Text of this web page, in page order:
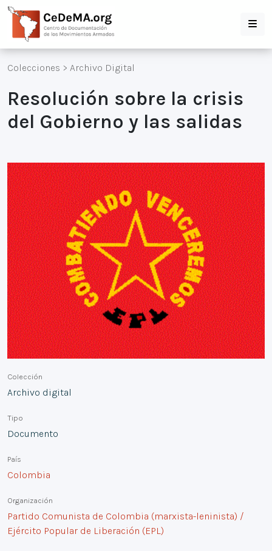
Colecciones > Archivo Digital
Resolución sobre la crisis
del Gobierno y las salidas
Colección
Archivo digital
Tipo
Documento
País
Colombia
Organización
Partido Comunista de Colombia (marxista-leninista) /
Ejército Popular de Liberación (EPL)